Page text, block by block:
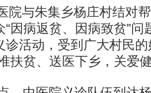
院与朱集乡杨庄村结对
“因病返贫、因病致贫”问
诊活动，受到广大村民
扶贫、送医下乡，关爱